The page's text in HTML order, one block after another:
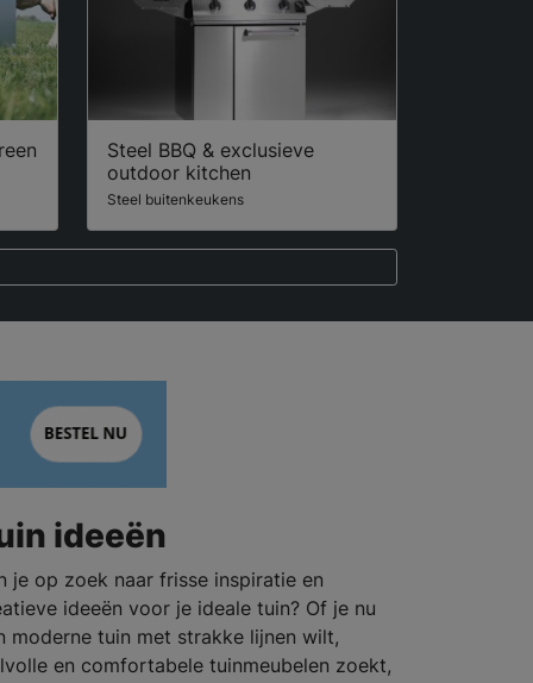
Steel BBQ & exclusieve
outdoor kitchen
Steel buitenkeukens
ideeën
je op zoek naar frisse inspiratie en
ideeën voor je ideale tuin? Of je nu
moderne tuin met strakke lijnen wilt,
en comfortabele tuinmeubelen zoekt,